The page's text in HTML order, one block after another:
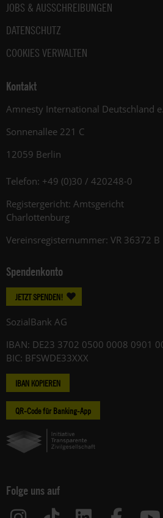
JOBS & AUSSCHREIBUNGEN
DATENSCHUTZ
COOKIES VERWALTEN
Kontakt
Amnesty International Deutschland
Sonnenallee 221 C
12059 Berlin
Telefon: +49 (0)30 / 420248-0
Registergericht: Amtsgericht
Charlottenburg
Vereinsregisternummer: VR 36372 B
Spendenkonto
JETZT SPENDEN!
SozialBank AG
IBAN: DE23 3702 0500 0008 0901
BIC: BFSWDE33XXX
IBAN KOPIEREN
QR-Code für Banking-App
Folge uns auf